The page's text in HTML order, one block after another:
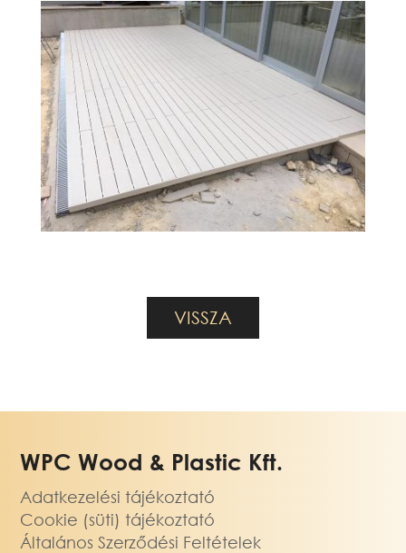
WPC Wood & Plastic Kft.
Adatkezelési tájékoztató
Cookie (süti) tájékoztató
Általános Szerződési Feltételek